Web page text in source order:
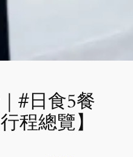
#日食5餐
程總覽】